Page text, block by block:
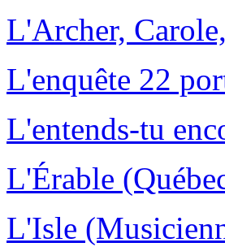
L'Archer,
L'enquête 22
L'entends-tu
L'Érable
L'Isle